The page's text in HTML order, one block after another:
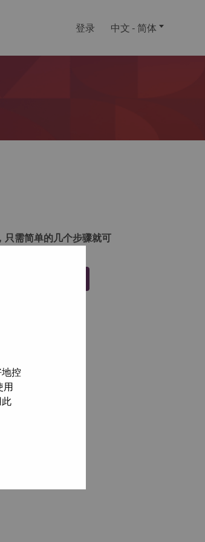
控
用
登录 中文 - 简体
只需简单的几个步骤就可